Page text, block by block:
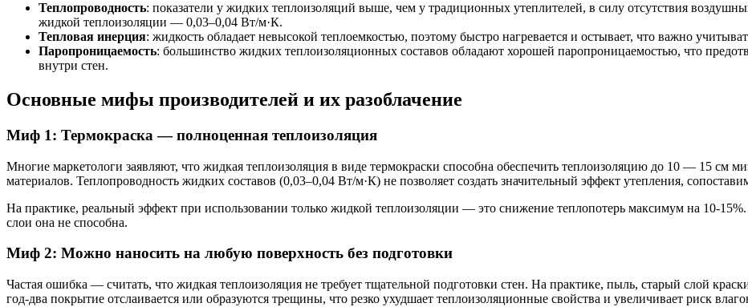
Теплопроводность: показатели у жидких теплоизоляций выше, чем у традиционных утеплителей, в силу отсутствия
жидкой теплоизоляции — 0,03–0,04 Вт/м·К.
Тепловая инерция: жидкость обладает невысокой теплоемкостью, поэтому быстро нагревается и остывает, что важно
Паропроницаемость: большинство жидких теплоизоляционных составов обладают хорошей паропроницаемостью, что
внутри стен.
Основные мифы производителей и их разоблачение
Миф 1: Термокраска — полноценная теплоизоляция
Многие маркетологи заявляют, что жидкая теплоизоляция в виде термокраски способна обеспечить теплоизоляцию до 10 — 15 см
материалов. Теплопроводность жидких составов (0,03–0,04 Вт/м·К) не позволяет создать значительный эффект утепления,
На практике, реальный эффект при использовании только жидкой теплоизоляции — это снижение теплопотерь максимум на 10-
слои она не способна.
Миф 2: Можно наносить на любую поверхность без подготовки
Частая ошибка — считать, что жидкая теплоизоляция не требует тщательной подготовки стен. На практике, пыль, старый слой
год-два покрытие отслаивается или образуются трещины, что резко ухудшает теплоизоляционные свойства и увеличивает риск